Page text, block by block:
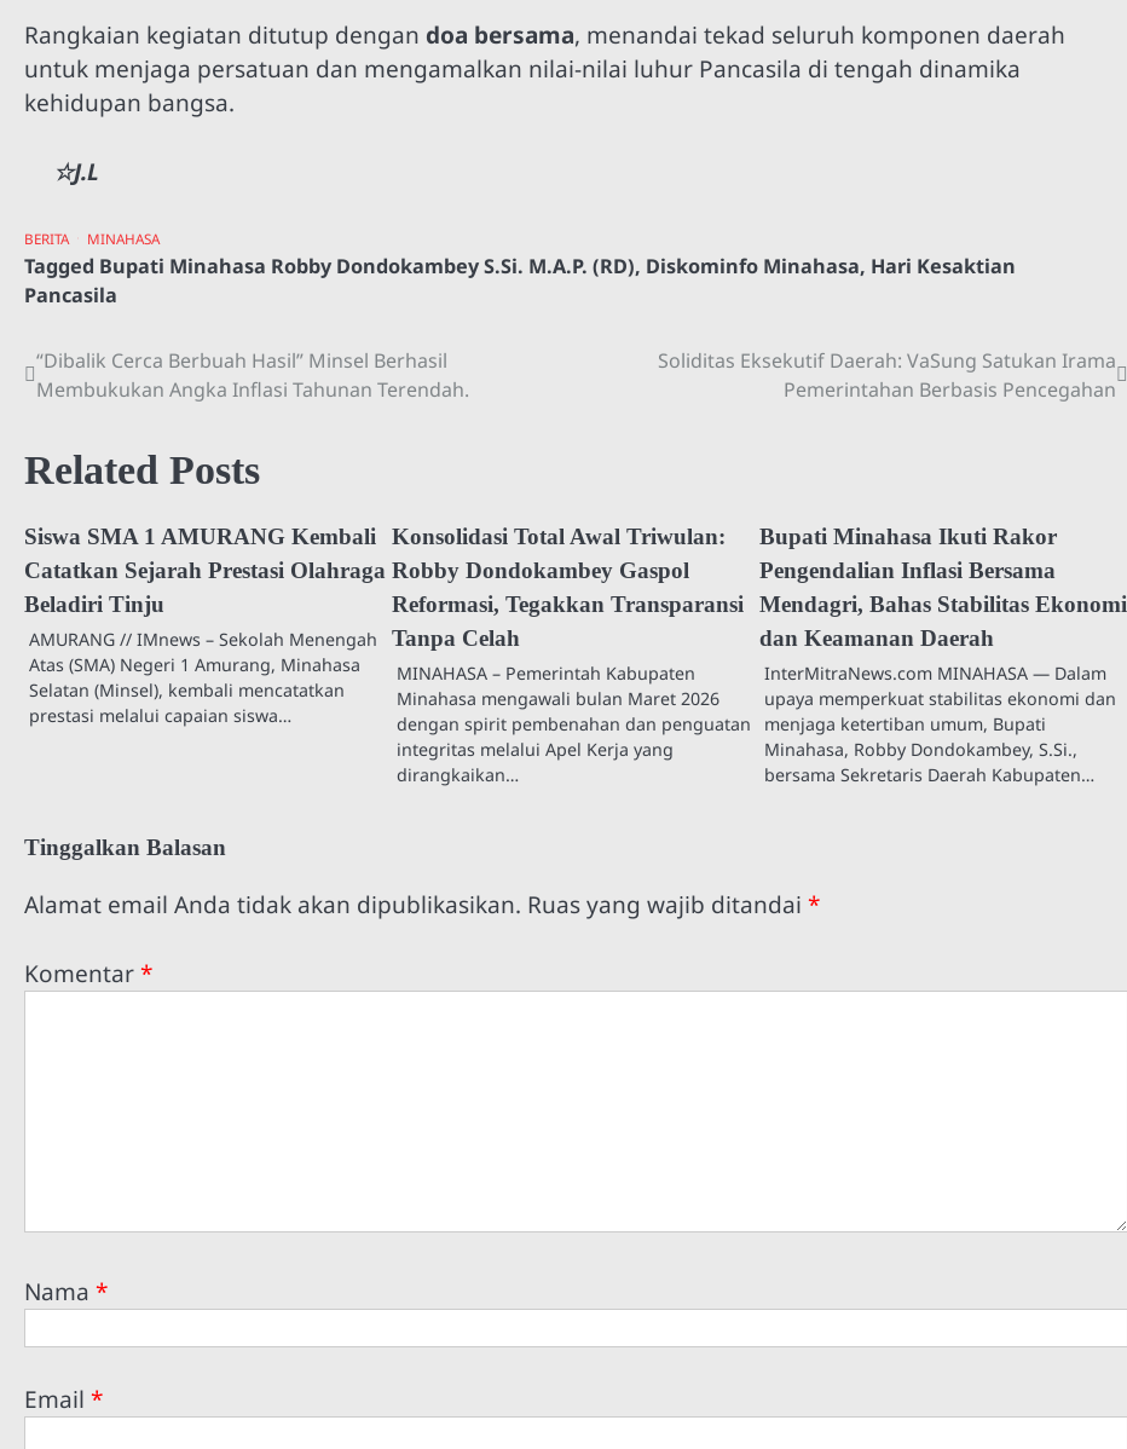
Rangkaian kegiatan ditutup dengan doa bersama, menandai tekad seluruh komponen daerah
untuk menjaga persatuan dan mengamalkan nilai-nilai luhur Pancasila di tengah dinamika
kehidupan bangsa.
☆J.L
BERITA MINAHASA
Tagged Bupati Minahasa Robby Dondokambey S.Si. M.A.P. (RD), Diskominfo Minahasa, Hari Kesaktian
Pancasila
Navigasi
“Dibalik Cerca Berbuah Hasil” Minsel Berhasil
Membukukan Angka Inflasi Tahunan Terendah.
Soliditas Eksekutif Daerah: VaSung Satukan Irama
Pemerintahan Berbasis Pencegahan
Related Posts
Siswa SMA 1 AMURANG Kembali
Catatkan Sejarah Prestasi Olahraga
Beladiri Tinju
AMURANG // IMnews – Sekolah Menengah
Atas (SMA) Negeri 1 Amurang, Minahasa
Selatan (Minsel), kembali mencatatkan
prestasi melalui capaian siswa…
Konsolidasi Total Awal Triwulan:
Robby Dondokambey Gaspol
Reformasi, Tegakkan Transparansi
Tanpa Celah
MINAHASA – Pemerintah Kabupaten
Minahasa mengawali bulan Maret 2026
dengan spirit pembenahan dan penguatan
integritas melalui Apel Kerja yang
dirangkaikan…
Bupati Minahasa Ikuti Rakor
Pengendalian Inflasi Bersama
Mendagri, Bahas Stabilitas Ekonomi
dan Keamanan Daerah
InterMitraNews.com MINAHASA — Dalam
upaya memperkuat stabilitas ekonomi dan
menjaga ketertiban umum, Bupati
Minahasa, Robby Dondokambey, S.Si.,
bersama Sekretaris Daerah Kabupaten…
Tinggalkan Balasan
Alamat email Anda tidak akan dipublikasikan. Ruas yang wajib ditandai *
Komentar*
Nama *
Email *